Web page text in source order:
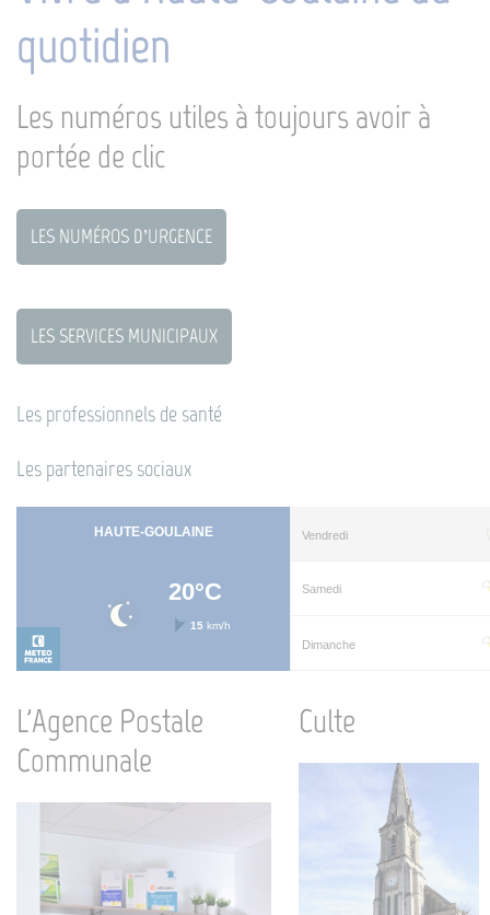
quotidien
Les numéros utiles à toujours avoir à
portée de clic
LES NUMÉROS D’URGENCE
LES SERVICES MUNICIPAUX
Les professionnels de santé
Les partenaires sociaux
L'Agence Postale
Communale
Culte